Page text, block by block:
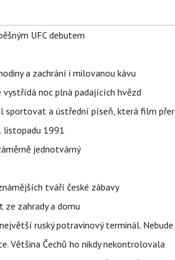
UFC debutem
a zachrání i milovanou kávu
vystřídá noc plná padajících hvězd
sportovat a ústřední píseň, která film
listopadu 1991
jednotvárný
tváří české zábavy
ze zahrady a domu
ruský potravinový terminál.
Většina Čechů ho nikdy nekontrolovala